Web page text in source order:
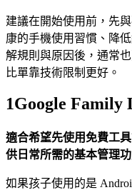
建議在開始使用前，先
康的手機使用習慣、降
解規則與原因後，通常
比單靠技術限制更好。
1Google Family
適合希望先使用免費工
供日常所需的基本管理功
如果孩子使用的是